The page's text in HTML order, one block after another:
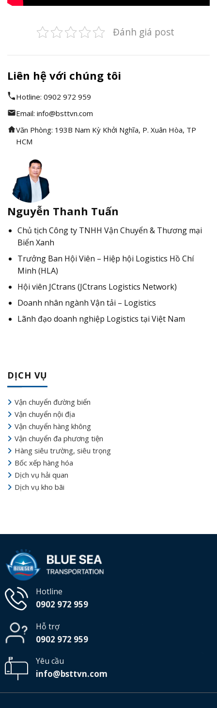
Đánh giá post
Liên hệ với chúng tôi
Hotline: 0902 972 959
Email: info@bsttvn.com
Văn Phòng: 193B Nam Kỳ Khởi Nghĩa, P. Xuân Hòa, TP
HCM
Nguyễn Thanh Tuấn
Chủ tịch Công ty TNHH Vận Chuyển & Thương mại
Biển Xanh
Trưởng Ban Hội Viên – Hiệp hội Logistics Hồ Chí
Minh (HLA)
Hội viên JCtrans (JCtrans Logistics Network)
Doanh nhân ngành Vận tải – Logistics
Lãnh đạo doanh nghiệp Logistics tại Việt Nam
DỊCH VỤ
Vận chuyển đường biển
Vận chuyển nội địa
Vận chuyển hàng không
Vận chuyển đa phương tiện
Hàng siêu trường, siêu trọng
Bốc xếp hàng hóa
Dịch vụ hải quan
Dịch vụ kho bãi
Hotline
0902 972 959
Hỗ trợ
0902 972 959
Yêu cầu
info@bsttvn.com